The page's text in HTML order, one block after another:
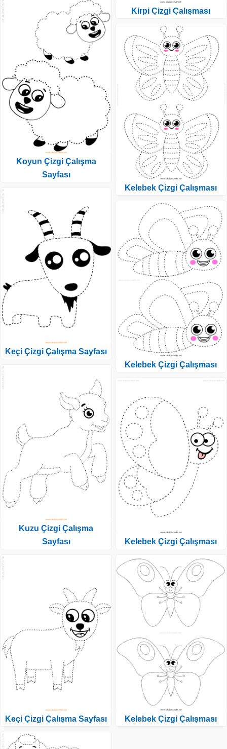
Koyun Çizgi Çalışma
Sayfası
Keçi Çizgi Çalışma Sayfası
Kuzu Çizgi Çalışma
Sayfası
Keçi Çizgi Çalışma Sayfası
Kirpi Çizgi Çalışması
Kelebek Çizgi Çalışması
Kelebek Çizgi Çalışması
Kelebek Çizgi Çalışması
Kelebek Çizgi Çalışması